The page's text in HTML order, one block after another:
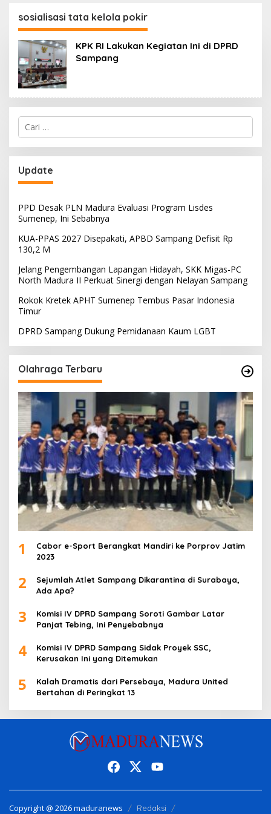
Madura II Perkuat
Sinergi dengan
sosialisasi tata kelola pokir
KPK RI Lakukan Kegiatan Ini di DPRD
Sampang
Cari
untuk:
Update
PPD Desak PLN Madura Evaluasi Program Lisdes
Sumenep, Ini Sebabnya
KUA-PPAS 2027 Disepakati, APBD Sampang Defisit Rp
130,2 M
Jelang Pengembangan Lapangan Hidayah, SKK Migas-PC
North Madura II Perkuat Sinergi dengan Nelayan Sampang
Rokok Kretek APHT Sumenep Tembus Pasar Indonesia
Timur
DPRD Sampang Dukung Pemidanaan Kaum LGBT
Olahraga Terbaru
1
Cabor e-Sport Berangkat Mandiri ke Porprov Jatim
2023
2
Sejumlah Atlet Sampang Dikarantina di Surabaya,
Ada Apa?
3
Komisi IV DPRD Sampang Soroti Gambar Latar
Panjat Tebing, Ini Penyebabnya
4
Komisi IV DPRD Sampang Sidak Proyek SSC,
Kerusakan Ini yang Ditemukan
5
Kalah Dramatis dari Persebaya, Madura United
Bertahan di Peringkat 13
Copyright @ 2026 maduranews
Redaksi